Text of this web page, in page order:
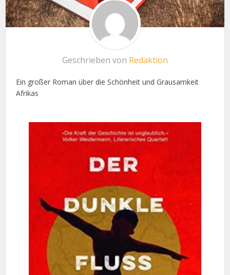
Geschrieben von Redaktion
Ein großer Roman über die Schönheit und Grausamkeit
Afrikas